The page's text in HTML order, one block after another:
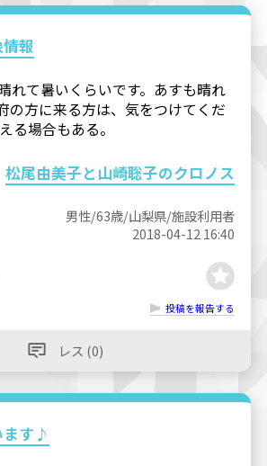
報
れて暑いくらいです。あすも晴れ
の方に来る方は、気をつけてくだ
る場合もある。
松尾由美子と山崎聡子のクロノス
男性/63歳/山梨県/施設利用者
2018-04-12 16:40
投稿を報告する
レス (0)
ます♪